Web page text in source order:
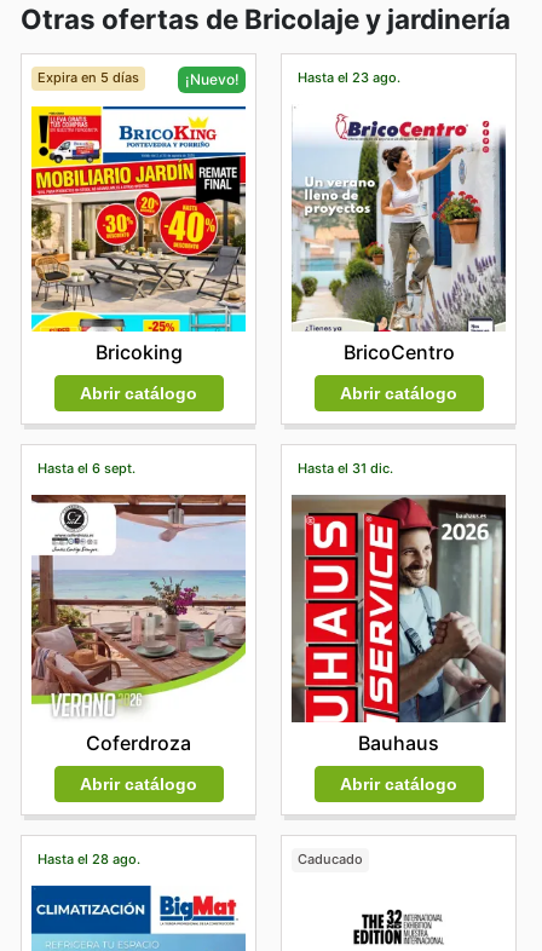
Otras ofertas de Bricolaje y jardinería
Expira en 5 días ¡Nuevo!
Bricoking
Abrir catálogo
Hasta el 23 ago.
BricoCentro
Abrir catálogo
Hasta el 6 sept.
Coferdroza
Abrir catálogo
Hasta el 31 dic.
Bauhaus
Abrir catálogo
Hasta el 28 ago. Caducado